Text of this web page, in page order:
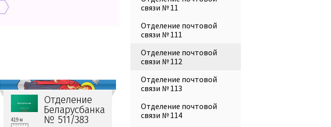
Отделение
Беларусбанка
№ 511/383
419 м
связи № 11
Отделение почтовой
связи № 111
Отделение почтовой
связи № 112
Отделение почтовой
связи № 113
Отделение почтовой
связи № 114